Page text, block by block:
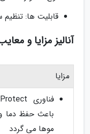
قابلیت ها: تنظیم
آنالیز مزایا و
مزایا
باعث حفظ دما
موها می گردد